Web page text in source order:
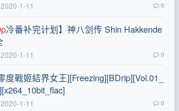
2020-1-11 0
冷番补完计划】神八剑传 Shin Hakkende
2020-1-11 0
度戰姬結界女王][Freezing][BDrip][Vol.01_
2020-1-11 0